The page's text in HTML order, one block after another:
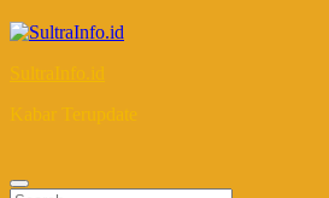
SultraInfo.id
Kabar Terupdate